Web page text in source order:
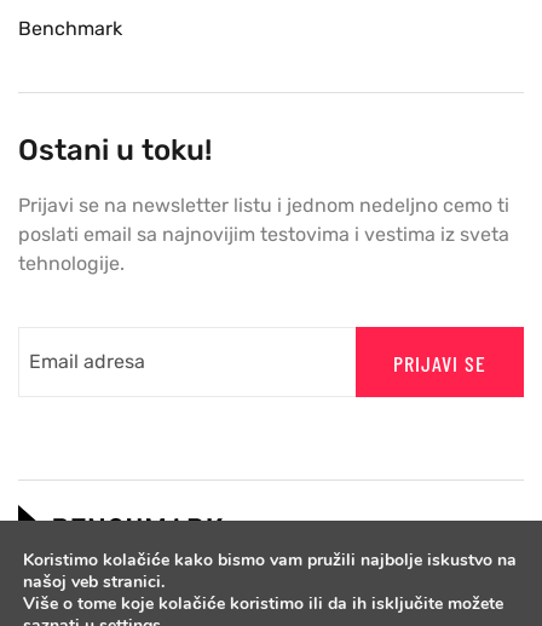
Benchmark
Ostani u toku!
Prijavi se na newsletter listu i jednom nedeljno cemo ti
poslati email sa najnovijim testovima i vestima iz sveta
tehnologije.
PRIJAVI SE
Koristimo kolačiće kako bismo vam pružili najbolje iskustvo na
našoj veb stranici.
Više o tome koje kolačiće koristimo ili da ih isključite možete